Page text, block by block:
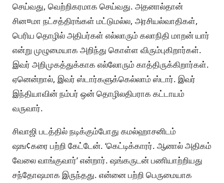
செய்வது, வெற்றிகரமாக செய்வது. அதனால்தான்
சின¤மா நட்சத்திரங்கள் மட்டுமல்ல, அரசியல்வாதிகள்,
பெரிய தொழில் அதிபர்கள் எல்லாரும் கலாநிதி மாறன் யார்
என்று முழுமையாக அறிந்து கொள்ள விரும்புகிறார்கள்.
இவர் அறிமுகத்துக்காக எல்லோரும் காத்திருக்கிறார்கள்.
ஏனென்றால், இவர் ஸ்டார்களுக்கெல்லாம் ஸ்டார். இவர்
இந்தியாவின் நம்பர் ஒன் தொழிலதிபராக கட்டாயம்
வருவார்.
சிவாஜி படத்தில் நடிக்கும்போது கமல்ஹாசனிடம்
ஷங¢கரை பற்றி கேட்டேன். ‘கெட்டிக்காரர். ஆனால் அதிகம்
வேலை வாங்குவார்’ என்றார். ஷங்கருடன் பணியாற்றியது
சந்தோஷமாக இருந்தது. என்னை பற்றி பெருமையாக